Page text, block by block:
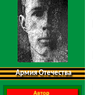
Армия Отечества